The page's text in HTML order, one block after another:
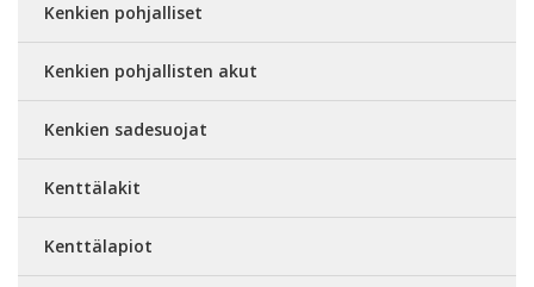
Kenkien pohjalliset
Kenkien pohjallisten akut
Kenkien sadesuojat
Kenttälakit
Kenttälapiot